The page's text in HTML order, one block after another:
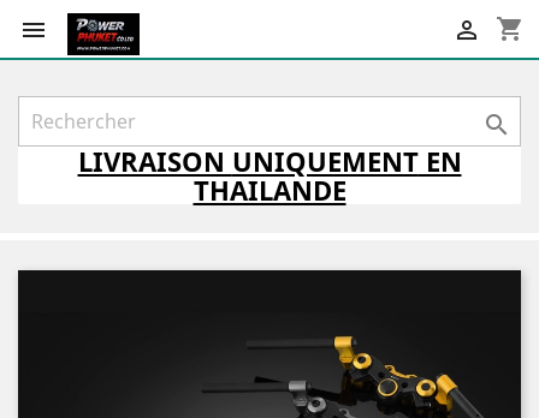
 shopping_cart


LIVRAISON UNIQUEMENTEN
THAILANDE